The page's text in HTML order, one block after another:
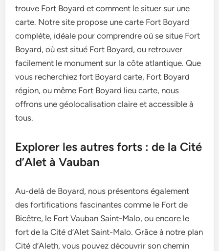
trouve Fort Boyard et comment le situer sur une
carte. Notre site propose une carte Fort Boyard
complète, idéale pour comprendre où se situe Fort
Boyard, où est situé Fort Boyard, ou retrouver
facilement le monument sur la côte atlantique. Que
vous recherchiez fort Boyard carte, Fort Boyard
région, ou même Fort Boyard lieu carte, nous
offrons une géolocalisation claire et accessible à
tous.
Explorer les autres forts : de la Cité
d’Alet à Vauban
Au-delà de Boyard, nous présentons également
des fortifications fascinantes comme le Fort de
Bicêtre, le Fort Vauban Saint-Malo, ou encore le
fort de la Cité d’Alet Saint-Malo. Grâce à notre plan
Cité d’Aleth, vous pouvez découvrir son chemin